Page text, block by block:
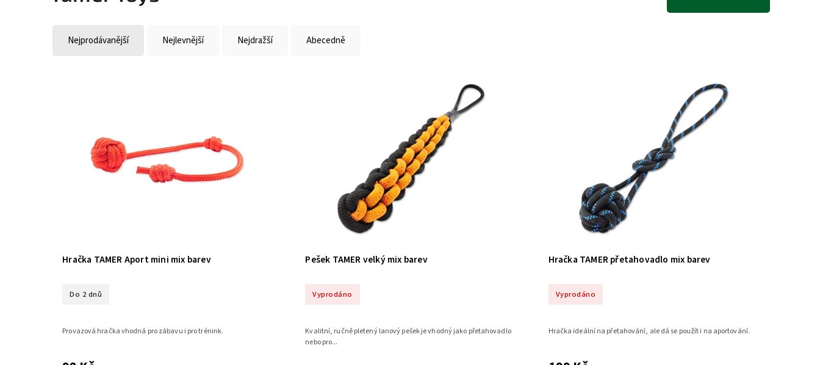
Nejprodávanější Nejlevnější Nejdražší Abecedně
Hračka TAMER Aport mini mix barev
Do 2 dnů
Provazová hračka vhodná pro zábavu i pro trénink.
Pešek TAMER velký mix barev
Vyprodáno
Kvalitní, ručně pletený lanový pešek je vhodný jako přetahovadlo
nebo pro...
Hračka TAMER přetahovadlo mix barev
Vyprodáno
Hračka ideální na přetahování, ale dá se použít i na aportování.